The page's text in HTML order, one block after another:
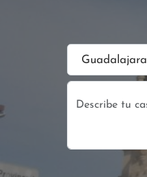
Guadalajara